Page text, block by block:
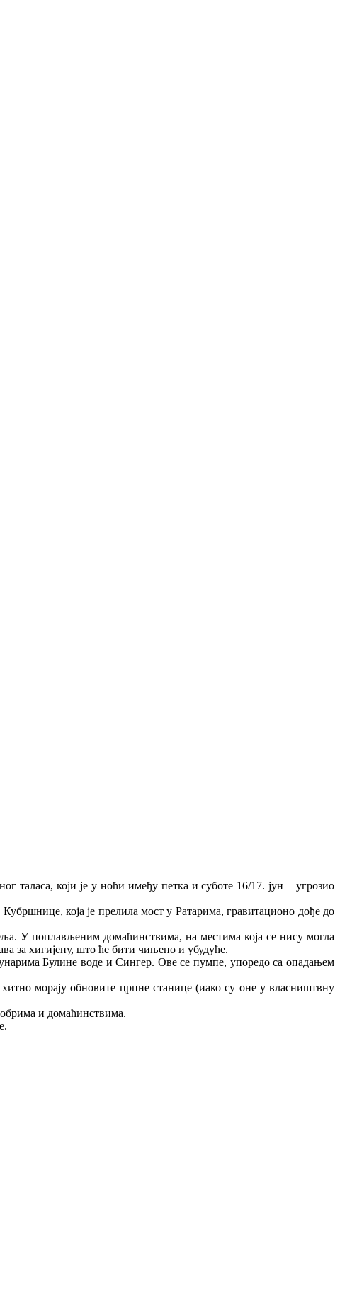
таласа, који је у ноћи имеђу петка и суботе 16/17. јун – угрозио
која је прелила мост у Ратарима, гравитационо дође до
У поплављеним домаћинствима, на местима која се нису могла
за хигијену, што ће бити чињено и убудуће.
Булине воде и Сингер. Ове се пумпе, упоредо са опадањем
морају обновите црпне станице (иако су оне у власништвну
и домаћинствима.